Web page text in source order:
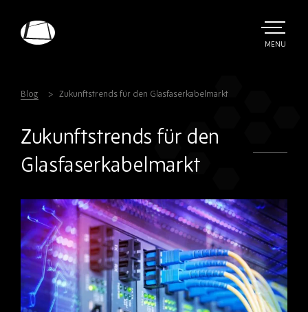
TOGGLE
MENU
Blog Zukunftstrends für den Glasfaserkabelmarkt
Zukunftstrends für den
Glasfaserkabelmarkt